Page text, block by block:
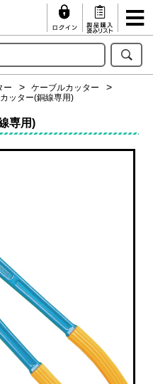
ー
ケーブルカッター
ッター(銅線専用)
専用)